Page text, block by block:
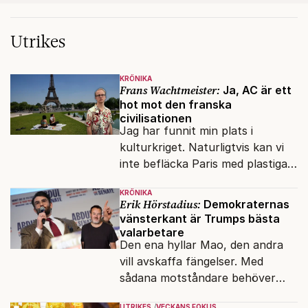
Utrikes
KRÖNIKA
Frans Wachtmeister: Ja, AC är ett
hot mot den franska
civilisationen
Jag har funnit min plats i
kulturkriget. Naturligtvis kan vi
inte befläcka Paris med plastiga
KRÖNIKA
Erik Hörstadius: Demokraternas
vänsterkant är Trumps bästa
valarbetare
Den ena hyllar Mao, den andra
vill avskaffa fängelser. Med
sådana motståndare behöver